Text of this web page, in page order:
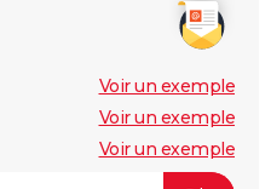
Voir un exemple
Voir un exemple
Voir un exemple